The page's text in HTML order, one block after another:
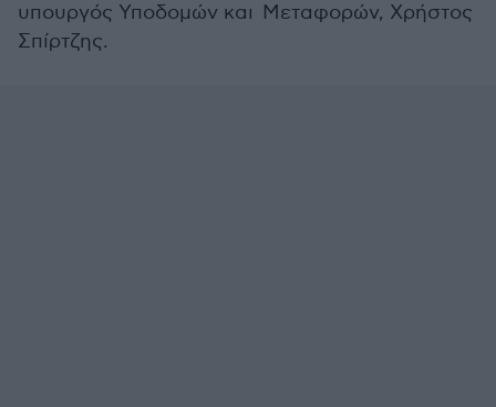
υπουργός Υποδομών και Μεταφορών, Χρήστος
Σπίρτζης.